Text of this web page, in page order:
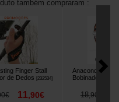
também compraram :
Finger Stall
de Dedos
[232534]
€ 11,90€
Anaconda Line
Bobinador de
18,90